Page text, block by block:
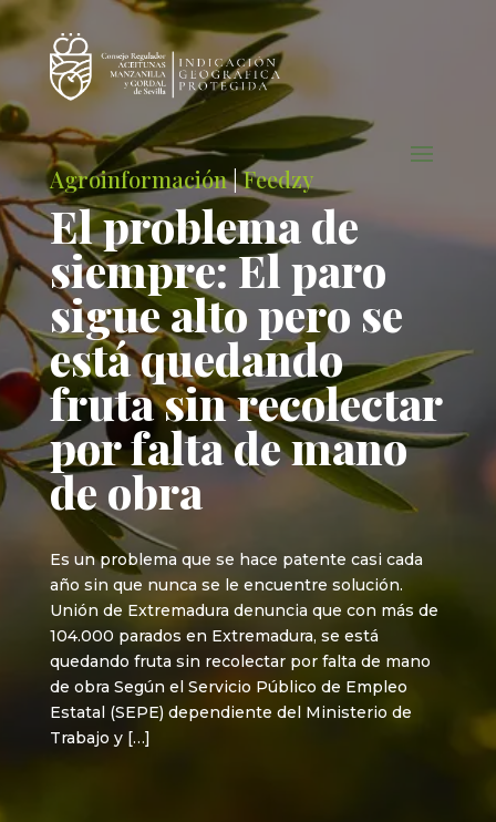
Agroinformación|Feedzy
El problema de
siempre: El paro
sigue alto pero se
está quedando
fruta sin recolectar
por falta de mano
de obra
Es un problema que se hace patente casi cada
año sin que nunca se le encuentre solución.
Unión de Extremadura denuncia que con más de
104.000 parados en Extremadura, se está
quedando fruta sin recolectar por falta de mano
de obra Según el Servicio Público de Empleo
Estatal (SEPE) dependiente del Ministerio de
Trabajo y […]